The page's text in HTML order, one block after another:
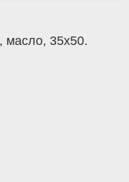
, масло, 35x50.